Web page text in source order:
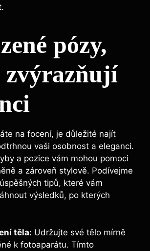
pózy,
zvýrazňují
na focení, je důležité najít
vaši osobnost a eleganci.
a pozice vám mohou pomoci
a zároveň stylově. Podívejme
tipů, které vám
výsledků, po kterých
těla: Udržujte své tělo mírně
k fotoaparátu. Tímto